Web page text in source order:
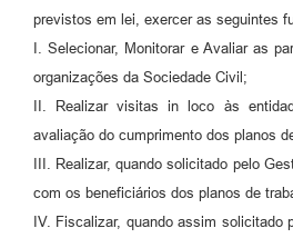
previstos em lei, exercer as seguintes
I. Selecionar, Monitorar e Avaliar as
organizações da Sociedade Civil;
II. Realizar visitas in loco às
avaliação do cumprimento dos planos
III. Realizar, quando solicitado pelo
com os beneficiários dos planos de
IV. Fiscalizar, quando assim solicitado